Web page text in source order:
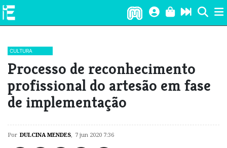
CULTURA
Processo de reconhecimento
profissional do artesão em fase
de implementação
Por DULCINA MENDES, 7 jun 2020 7:36